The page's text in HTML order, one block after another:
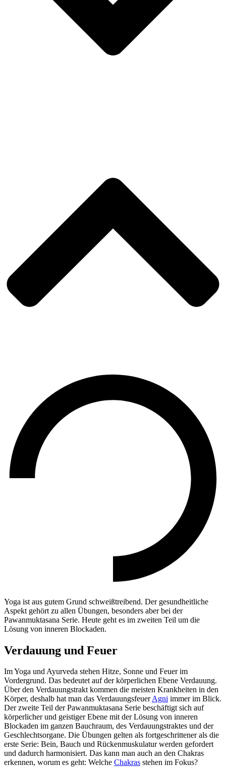
Yoga ist aus gutem Grund schweißtreibend. Der gesundheitliche
Aspekt gehört zu allen Übungen, besonders aber bei der
Pawanmuktasana Serie. Heute geht es im zweiten Teil um die
Lösung von inneren Blockaden.
Verdauung und Feuer
Im Yoga und Ayurveda stehen Hitze, Sonne und Feuer im
Vordergrund. Das bedeutet auf der körperlichen Ebene Verdauung.
Über den Verdauungstrakt kommen die meisten Krankheiten in den
Körper, deshalb hat man das VerdauungsfeuerAgni immer im Blick.
Der zweite Teil der Pawanmuktasana Serie beschäftigt sich auf
körperlicher und geistiger Ebene mit der Lösung von inneren
Blockaden im ganzen Bauchraum, des Verdauungstraktes und der
Geschlechtsorgane. Die Übungen gelten als fortgeschrittener als die
erste Serie: Bein, Bauch und Rückenmuskulatur werden gefordert
und dadurch harmonisiert. Das kann man auch an den Chakras
erkennen, worum es geht: Welche Chakras stehen im Fokus?